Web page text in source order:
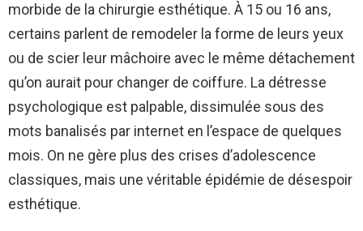
morbide de la chirurgie esthétique. À 15 ou 16 ans,
certains parlent de remodeler la forme de leurs yeux
ou de scier leur mâchoire avec le même détachement
qu’on aurait pour changer de coiffure. La détresse
psychologique est palpable, dissimulée sous des
mots banalisés par internet en l’espace de quelques
mois. On ne gère plus des crises d’adolescence
classiques, mais une véritable épidémie de désespoir
esthétique.